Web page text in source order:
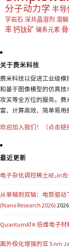
分子动力学 半导
字岩石 深共晶溶剂 溶
率钙钛矿 镧系元素
关于费米科技
费米科技以促进工业级
和基于图像模型的仿真
攻关等全方位的服务。
富、计算高效、简单易用
欢迎加入我们！（点击链
最近更新
电子杂化调控稀土RE₂In
从单轴到双轴：电势驱动
(Nano Research 2026)
QuantumATK 低维电子材
面外极化增强的亚 5 nm